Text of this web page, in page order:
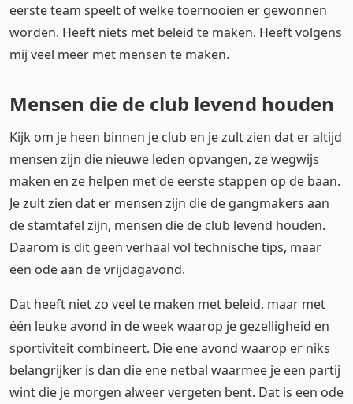
eerste team speelt of welke toernooien er gewonnen
worden. Heeft niets met beleid te maken. Heeft volgens
mij veel meer met mensen te maken.
Mensen die de club levend houden
Kijk om je heen binnen je club en je zult zien dat er altijd
mensen zijn die nieuwe leden opvangen, ze wegwijs
maken en ze helpen met de eerste stappen op de baan.
Je zult zien dat er mensen zijn die de gangmakers aan
de stamtafel zijn, mensen die de club levend houden.
Daarom is dit geen verhaal vol technische tips, maar
een ode aan de vrijdagavond.
Dat heeft niet zo veel te maken met beleid, maar met
één leuke avond in de week waarop je gezelligheid en
sportiviteit combineert. Die ene avond waarop er niks
belangrijker is dan die ene netbal waarmee je een partij
wint die je morgen alweer vergeten bent. Dat is een ode